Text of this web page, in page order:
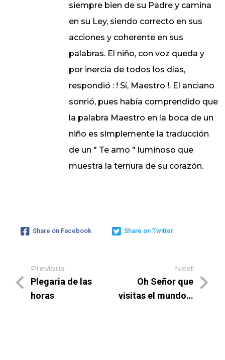
siempre bien de su Padre y camina
en su Ley, siendo correcto en sus
acciones y coherente en sus
palabras. El niño, con voz queda y
por inercia de todos los días,
respondió : ! Sí, Maestro !. El anciano
sonrió, pues había comprendido que
la palabra Maestro en la boca de un
niño es simplemente la traducción
de un " Te amo " luminoso que
muestra la ternura de su corazón.
Share on Facebook Share on Twitter
Previous
Plegaria de las
horas
Next
Oh Señor que
visitas el mundo…